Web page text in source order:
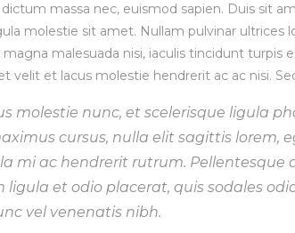
massa nec, euismod sapien. Duis sit
molestie sit amet. Nullam pulvinar ultrices
malesuada nisi, iaculis tincidunt turpis
velit et lacus molestie hendrerit ac ac nisi.
molestie nunc, et scelerisque ligula
cursus, nulla elit sagittis lorem,
mi ac hendrerit rutrum. Pellentesque
ligula et odio placerat, quis sodales
vel venenatis nibh.